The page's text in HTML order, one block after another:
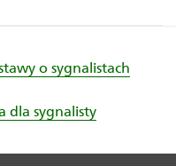
o sygnalistach
dla sygnalisty